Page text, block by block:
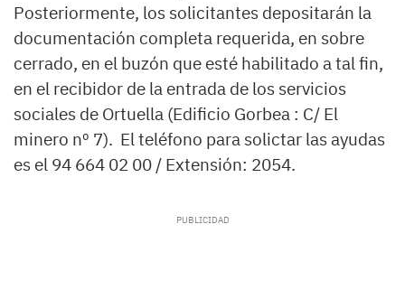
Posteriormente, los solicitantes depositarán la
documentación completa requerida, en sobre
cerrado, en el buzón que esté habilitado a tal fin,
en el recibidor de la entrada de los servicios
sociales de Ortuella (Edificio Gorbea : C/ El
minero nº 7). El teléfono para solictar las ayudas
es el 94 664 02 00 / Extensión: 2054.